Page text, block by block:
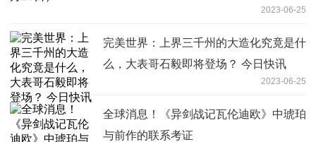
2023-06-25
完美世界：上界三千州的大造化究竟是什
么，大表哥石毅即将登场？ 今日快讯
2023-06-25
全球消息！《异剑战记瓦伦迪欧》中琥珀
与前作的联系考证